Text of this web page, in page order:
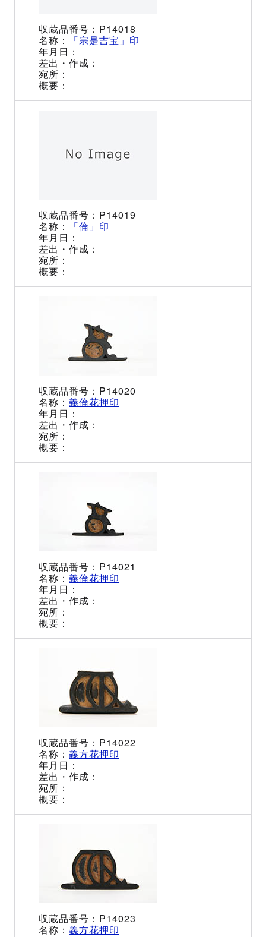
P14018
「宗是吉宝」印
P14019
「倫」印
P14020
義倫花押印
P14021
義倫花押印
P14022
義方花押印
P14023
義方花押印